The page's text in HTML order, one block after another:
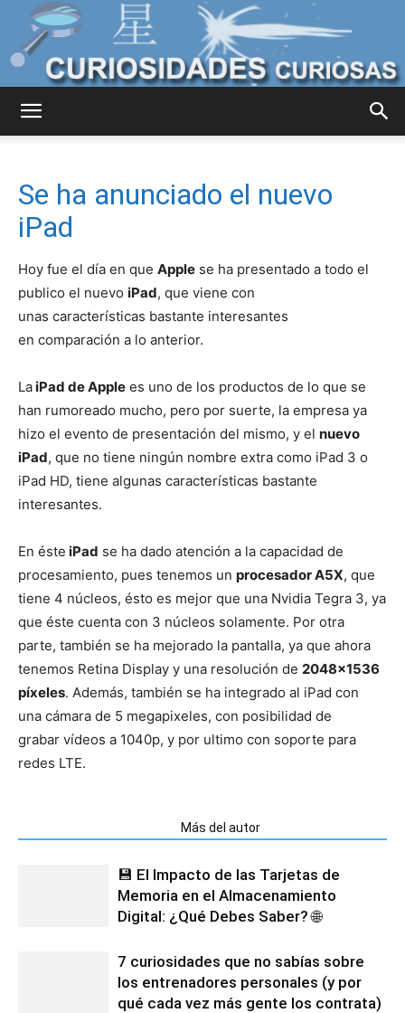
Curiosas
del
Se ha anunciado el nuevo
iPad
Hoy fue el día en que Apple se ha presentado a todo el
publico el nuevo iPad, que viene con
unas características bastante interesantes
en comparación a lo anterior.
LaiPad de Apple es uno de los productos de lo que se
han rumoreado mucho, pero por suerte, la empresa ya
hizo el evento de presentación del mismo, y el nuevo
iPad, que no tiene ningún nombre extra como iPad 3 o
iPad HD, tiene algunas características bastante
interesantes.
En éste iPad se ha dado atención a la capacidad de
procesamiento, pues tenemos un procesador A5X, que
tiene 4 núcleos, ésto es mejor que una Nvidia Tegra 3, ya
que éste cuenta con 3 núcleos solamente. Por otra
parte, también se ha mejorado la pantalla, ya que ahora
tenemos Retina Display y una resolución de 2048×1536
píxeles. Además, también se ha integrado al iPad con
una cámara de 5 megapixeles, con posibilidad de
grabar vídeos a 1040p, y por ultimo con soporte para
redes LTE.
Más del autor
💾 El Impacto de las Tarjetas de
Memoria en el Almacenamiento
Digital: ¿Qué Debes Saber? 🌐
7 curiosidades que no sabías sobre
los entrenadores personales (y por
qué cada vez más gente los contrata)